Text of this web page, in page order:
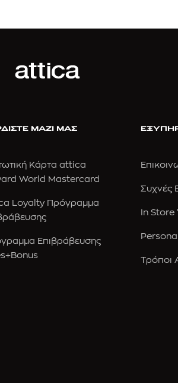
ΜΑΖΙ ΜΑΣ
Κάρτα attica
World Mastercard
Loyalty Πρόγραμμα
Επιβράβευσης
Συχνές
In Store
Τρόποι